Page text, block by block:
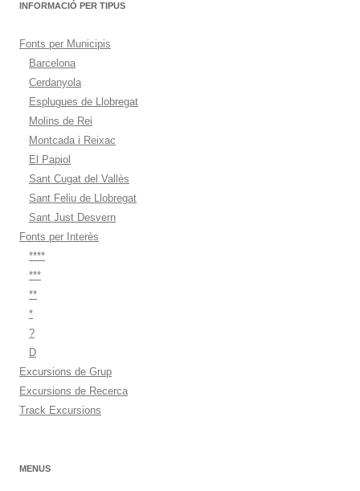
INFORMACIÓ PER TIPUS
Fonts per Municipis
Barcelona
Cerdanyola
Esplugues de Llobregat
Molins de Rei
Montcada i Reixac
El Papiol
Sant Cugat del Vallès
Sant Feliu de Llobregat
Sant Just Desvern
Fonts per Interès
****
***
**
*
?
D
Excursions de Grup
Excursions de Recerca
Track Excursions
MENUS